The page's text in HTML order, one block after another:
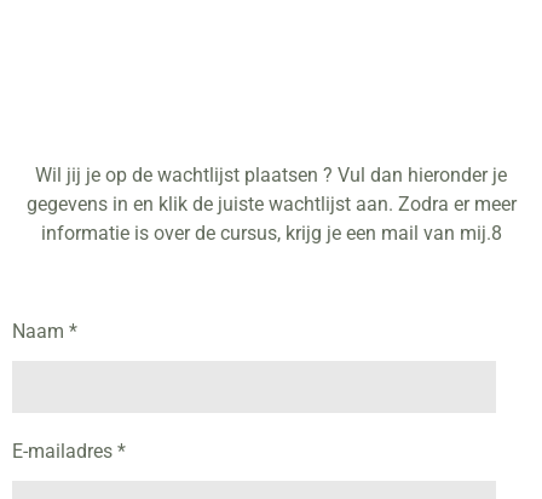
Wil jij je op de wachtlijst plaatsen ? Vul dan hieronder je
gegevens in en klik de juiste wachtlijst aan. Zodra er meer
informatie is over de cursus, krijg je een mail van mij.8
Naam *
E-mailadres *